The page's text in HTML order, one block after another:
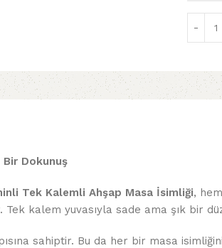
Dokunuş
Tek Kalemli Ahşap Masa İsimliği,
kalem yuvasıyla sade ama şık bir
sahiptir. Bu da her bir masa